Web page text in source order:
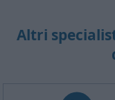
Altri